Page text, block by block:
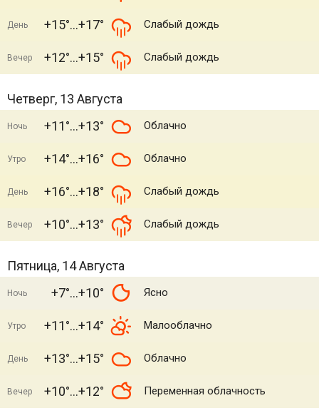
День +15° +17° Слабый дождь
Вечер +12° +15° Слабый дождь
Четверг, 13 Августа
Ночь +11° +13° Облачно
Утро +14° +16° Облачно
День +16° +18° Слабый дождь
Вечер +10° +13° Слабый дождь
Пятница, 14 Августа
Ночь +7° +10° Ясно
Утро +11° +14° Малооблачно
День +13° +15° Облачно
Вечер +10° +12° Переменная облачность